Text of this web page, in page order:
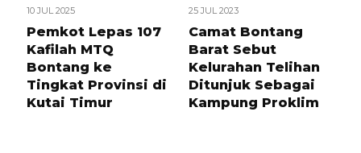
10 JUL 2025
Pemkot Lepas 107
Kafilah MTQ
Bontang ke
Tingkat Provinsi di
Kutai Timur
25 JUL 2023
Camat Bontang
Barat Sebut
Kelurahan Telihan
Ditunjuk Sebagai
Kampung Proklim